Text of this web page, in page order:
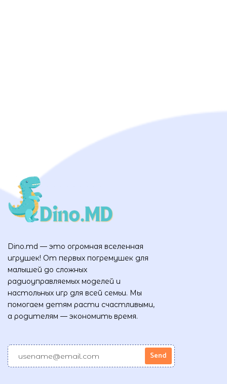
Dino.md — это огромная вселенная
игрушек! От первых погремушек для
малышей до сложных
радиоуправляемых моделей и
настольных игр для всей семьи. Мы
помогаем детям расти счастливыми,
а родителям — экономить время.